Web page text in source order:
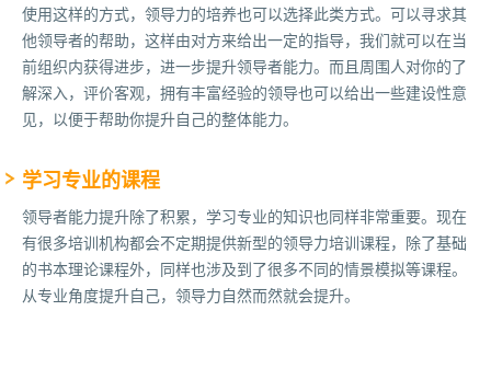
使用这样的方式，领导力的培养也可以选择此类方式。可以寻求其
他领导者的帮助，这样由对方来给出一定的指导，我们就可以在当
前组织内获得进步，进一步提升领导者能力。而且周围人对你的了
解深入，评价客观，拥有丰富经验的领导也可以给出一些建设性意
见，以便于帮助你提升自己的整体能力。
学习专业的课程
领导者能力提升除了积累，学习专业的知识也同样非常重要。现在
有很多培训机构都会不定期提供新型的领导力培训课程，除了基础
的书本理论课程外，同样也涉及到了很多不同的情景模拟等课程。
从专业角度提升自己，领导力自然而然就会提升。